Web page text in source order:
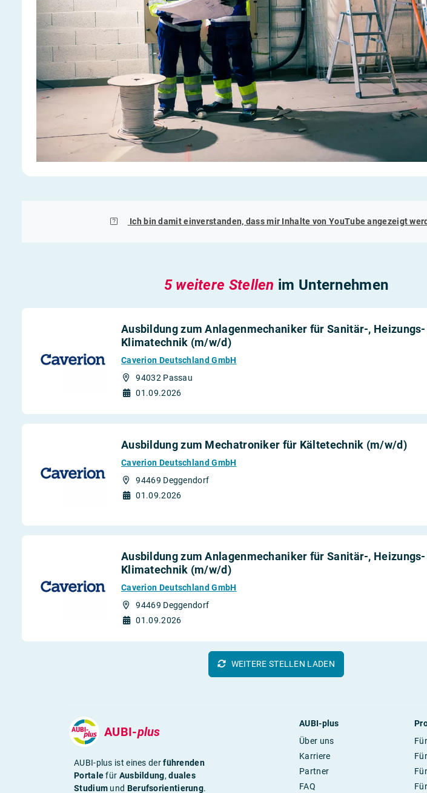
Ich bin damit einverstanden, dass mir Inhalte vonYouTubeangezeigt
5 weitere Stellen im Unternehmen
Ausbildung zum Anlagenmechaniker für Sanitär-, Heizungs-
Klimatechnik (m/w/d)
Caverion Deutschland GmbH
94032 Passau
01.09.2026
Ausbildung zum Mechatroniker für Kältetechnik (m/w/d)
Caverion Deutschland GmbH
94469 Deggendorf
01.09.2026
Ausbildung zum Anlagenmechaniker für Sanitär-, Heizungs-
Klimatechnik (m/w/d)
Caverion Deutschland GmbH
94469 Deggendorf
01.09.2026
WEITERE STELLEN LADEN
AUBI-plus
AUBI-plus ist eines derführenden
Portalefür Ausbildung,duales
Studium und Berufsorientierung.
AUBI-plus
Über uns
Karriere
Partner
FAQ